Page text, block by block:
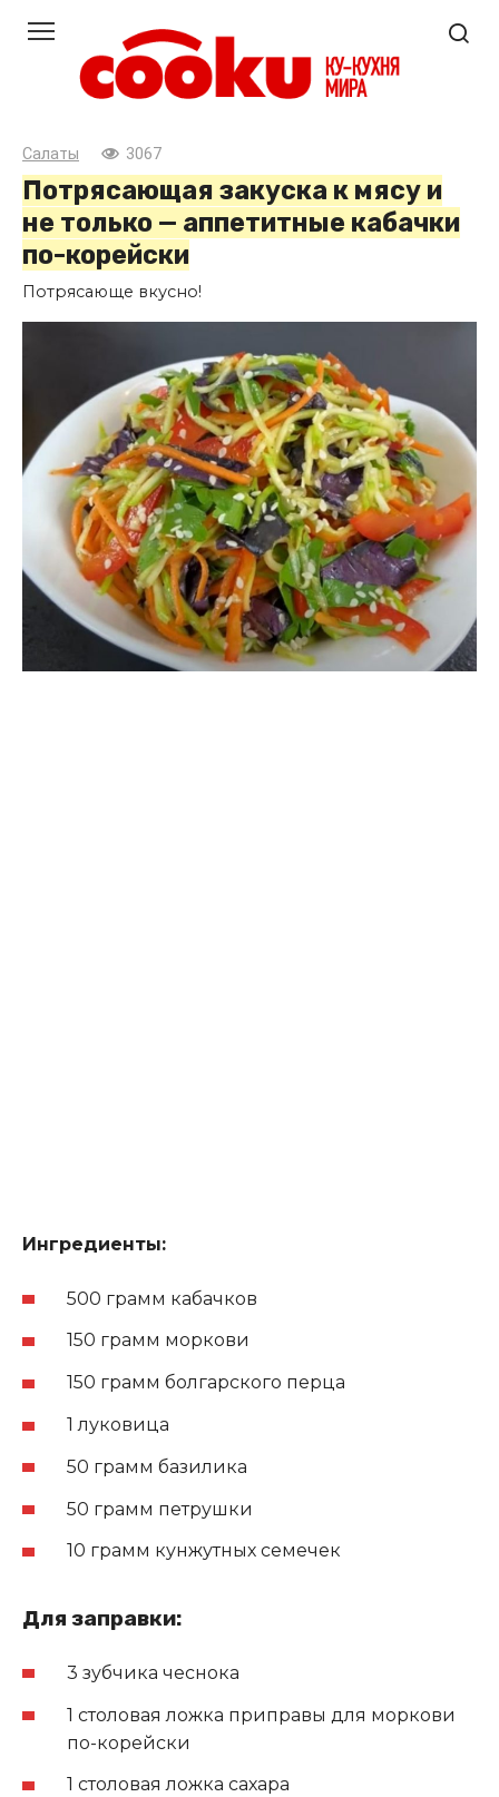
контенту
Салаты 3067
Потрясающая закуска к мясу и
не только — аппетитные кабачки
по-корейски
Потрясающе вкусно!
Ингредиенты:
500 грамм кабачков
150 грамм моркови
150 грамм болгарского перца
1 луковица
50 грамм базилика
50 грамм петрушки
10 грамм кунжутных семечек
Для заправки:
3 зубчика чеснока
1 столовая ложка приправы для моркови
по-корейски
1 столовая ложка сахара